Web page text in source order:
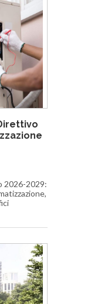
2026-2029: